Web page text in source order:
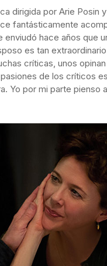
dirigida por Arie Posin
fantásticamente
hace años que
es tan
críticas, unos
de los críticos
Yo por mi parte pienso